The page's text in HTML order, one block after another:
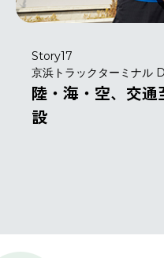
Story17
京浜トラックターミナル
陸・海・空、交
設